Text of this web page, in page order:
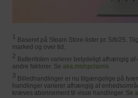
1 Baseret på Steam Store-lister pr. 5/8/25.
marked og over tid.
2 Batteritiden varierer betydeligt afhængig af
andre faktorer. Se aka.ms/cpclaims
3 Billedhandlinger er nu tilgængelige på
handlinger varierer afhængig af
kræves abonnement til visse handlinger. Se